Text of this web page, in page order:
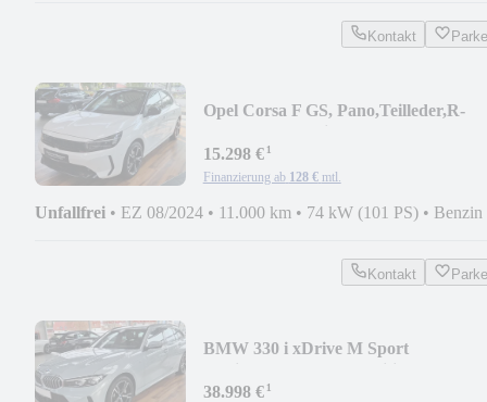
Kontakt
Opel Corsa F GS, Pano,Teilleder,R-
15.298 €¹
Finanzierung ab 128 € mtl.
Unfallfrei • EZ 08/2024 • 11.000 km • 74 kW (101 PS) • Benzin
Kontakt
BMW 330 i xDrive M Sport
38.998 €¹